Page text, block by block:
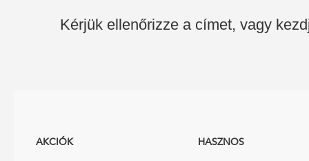
Kérjük ellenőrizze a címet, vagy
AKCIÓK HASZNOS